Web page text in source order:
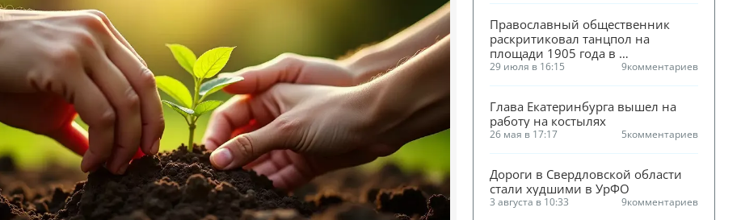
Православный общественник
раскритиковал танцпол на
площади 1905 года в
Екатеринбурге
29 июля в 16:15 9комментариев
Глава Екатеринбурга вышел на
работу на костылях
26 мая в 17:17 5комментариев
Дороги в Свердловской области
стали худшими в УрФО
3 августа в 10:33 9комментариев